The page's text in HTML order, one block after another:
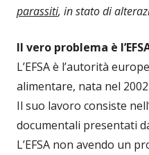
parassiti, in stato di
Il vero problema è
L’EFSA è l’autorità
alimentare, nata nel
Il suo lavoro consiste
documentali presentati
L’EFSA non avendo un